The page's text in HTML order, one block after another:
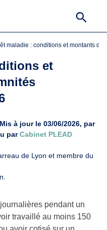
maladie : conditions et montants
et
à jour le 03/06/2026, par
parCabinet PLEAD
de Lyon et membre du
pendant un
travaillé au moins 150